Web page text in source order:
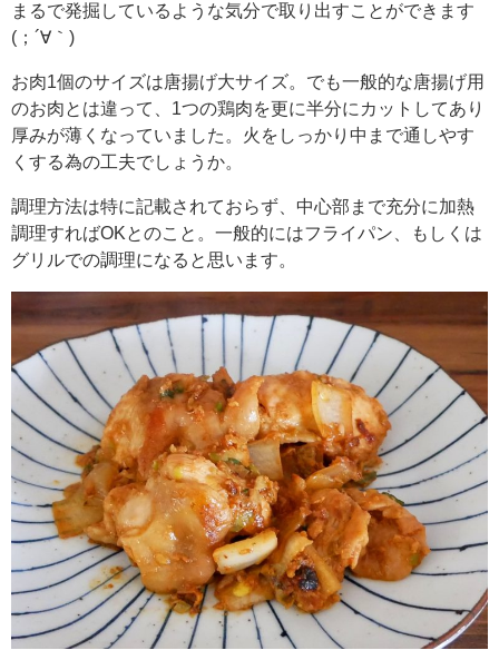
まるで発掘しているような気分で取り出すことができます
(；´∀｀)
お肉1個のサイズは唐揚げ大サイズ。でも一般的な唐揚げ用
のお肉とは違って、1つの鶏肉を更に半分にカットしてあり
厚みが薄くなっていました。火をしっかり中まで通しやす
くする為の工夫でしょうか。
調理方法は特に記載されておらず、中心部まで充分に加熱
調理すればOKとのこと。一般的にはフライパン、もしくは
グリルでの調理になると思います。